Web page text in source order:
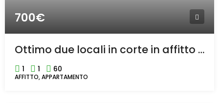
700€
Ottimo due locali in corte in affitto in centro a Rho
1 1 60
AFFITTO, APPARTAMENTO